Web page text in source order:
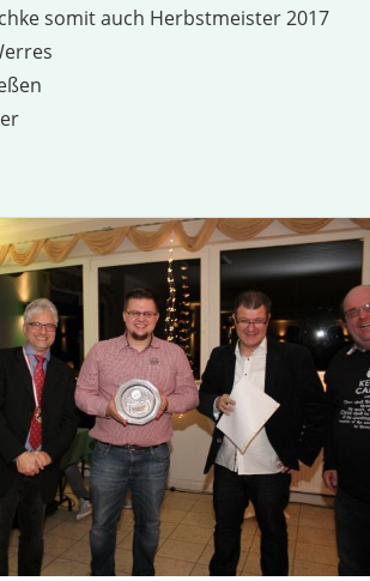
somit auch Herbstmeister 2017